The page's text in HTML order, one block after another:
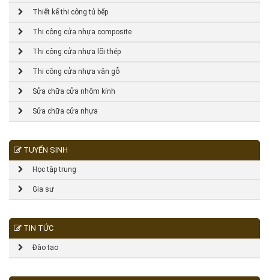
Thiết kế thi công tủ bếp
Thi công cửa nhựa composite
Thi công cửa nhựa lõi thép
Thi công cửa nhựa vân gỗ
Sửa chữa cửa nhôm kính
Sửa chữa cửa nhựa
TUYỂN SINH
Học tập trung
Gia sư
TIN TỨC
Đào tạo